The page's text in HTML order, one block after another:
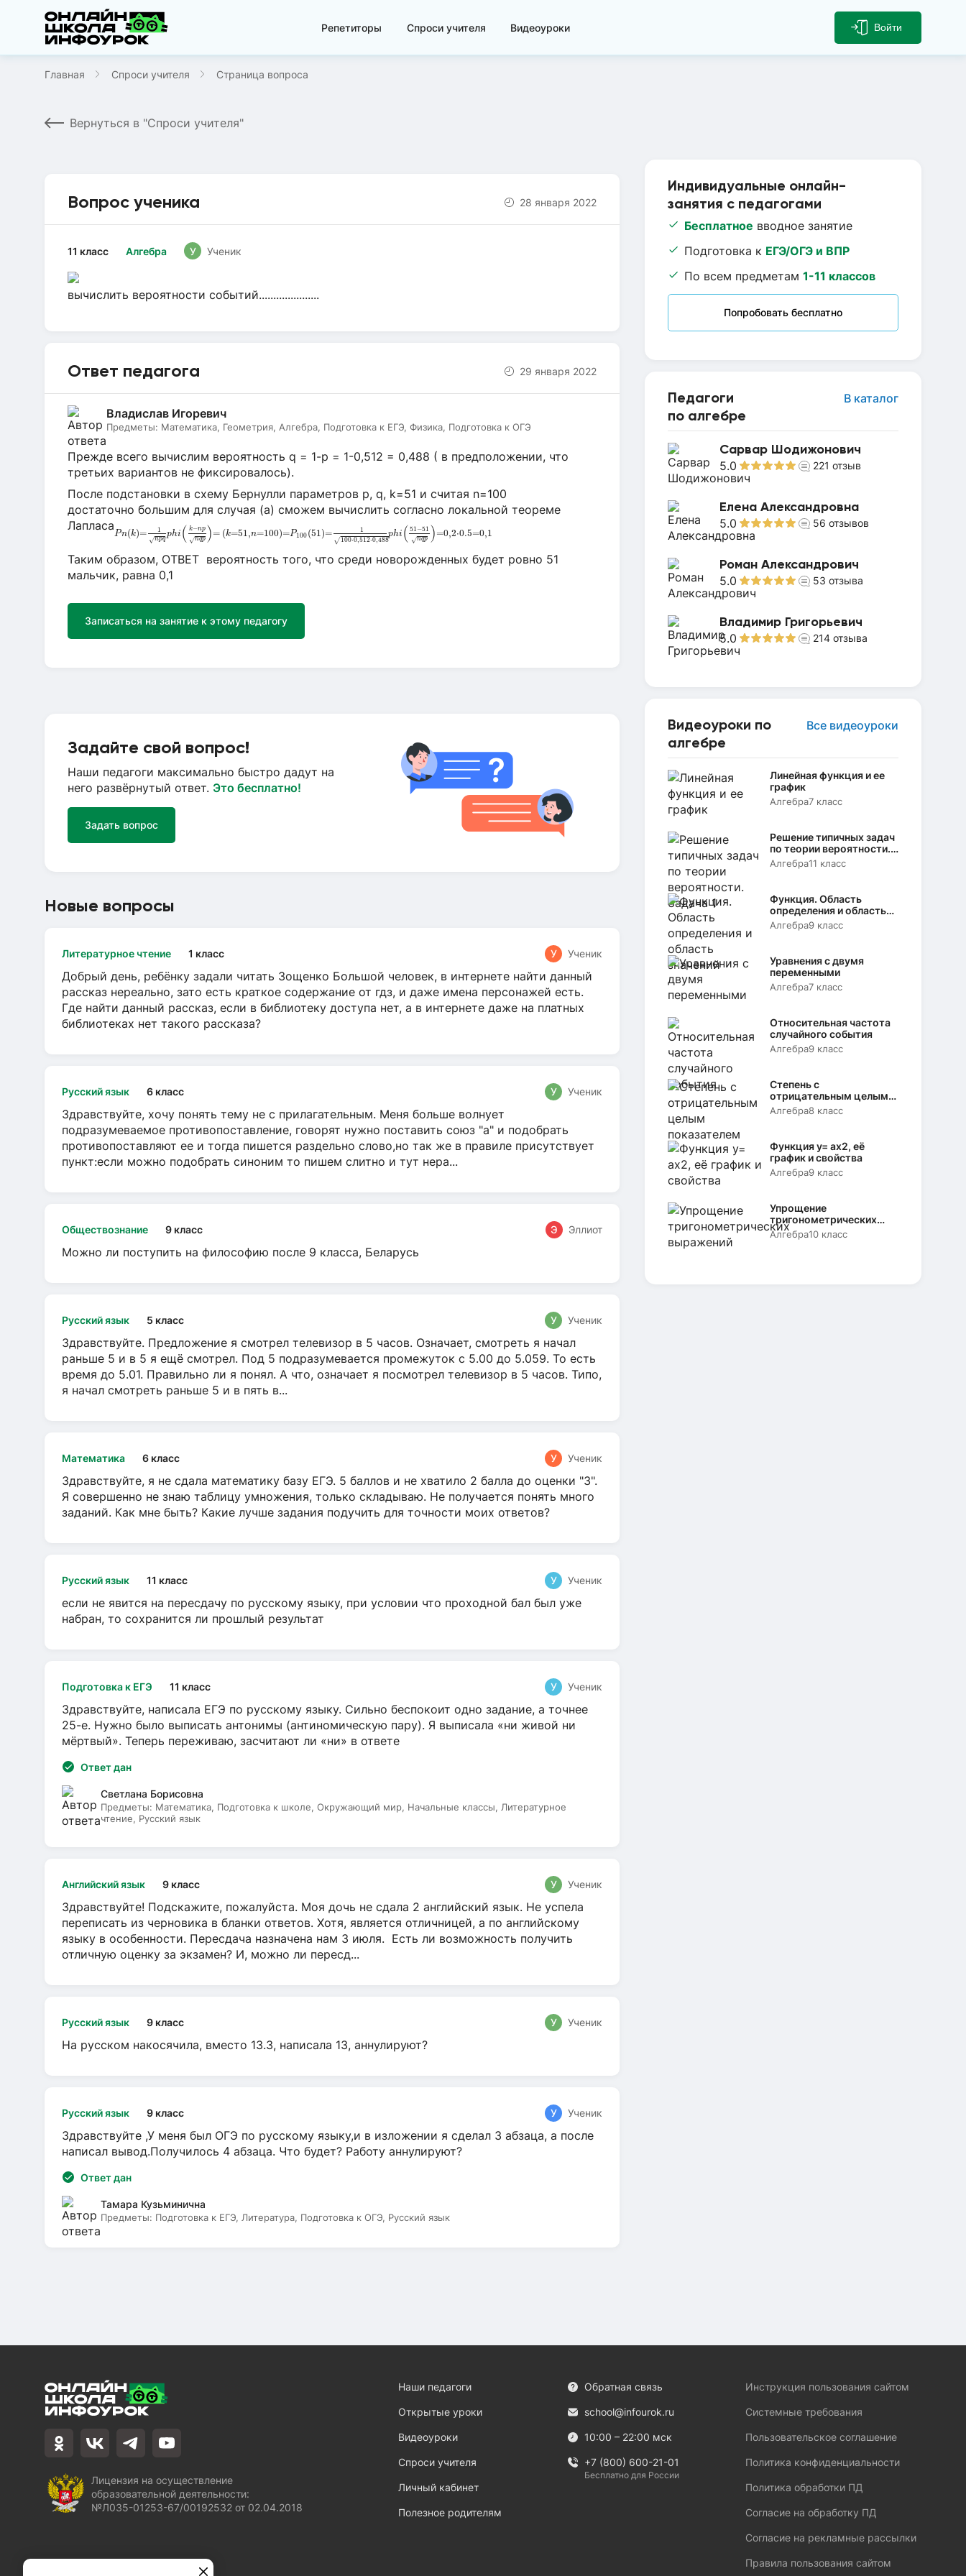
Репетиторы Спроси учителя Видеоуроки Войти
Главная Спроси учителя Страница вопроса
Вернуться в "Спроси учителя"
Индивидуальные онлайн-
занятия с педагогами
Бесплатное вводное занятие
Подготовка к ЕГЭ/ОГЭ и ВПР
По всем предметам 1-11 классов
Попробовать бесплатно
Педагоги
по алгебре
В каталог
Сарвар Шодижонович
5.0 221 отзыв
Елена Александровна
5.0 56 отзывов
Роман Александрович
5.0 53 отзыва
Владимир Григорьевич
5.0 214 отзыва
Видеоуроки по
алгебре
Все видеоуроки
Линейная функция и ее
график
Алгебра7 класс
Решение типичных задач
по теории вероятности.
Задача 1
Алгебра11 класс
Функция. Область
определения и область
значений
Алгебра9 класс
Уравнения с двумя
переменными
Алгебра7 класс
Относительная частота
случайного события
Алгебра9 класс
Степень с
отрицательным целым
показателем
Алгебра8 класс
Функция y= аx2, её
график и свойства
Алгебра9 класс
Упрощение
тригонометрических
выражений
Алгебра10 класс
Вопрос ученика 28 января 2022
Алгебра
11 класс У Ученик
вычислить вероятности событий.....................
Ответ педагога 29 января 2022
Владислав Игоревич
Предметы: Математика, Геометрия, Алгебра, Подготовка к ЕГЭ, Физика, Подготовка к ОГЭ
Прежде всего вычислим вероятность q = 1-p = 1-0,512 = 0,488 ( в предположении, что
третьих вариантов не фиксировалось).
После подстановки в схему Бернулли параметров p, q, k=51 и считая n=100
достаточно большим для случая (а) сможем вычислить согласно локальной теореме
Лапласа
Pn(k)=
1
√npq
phi ( k−np
√nqp )= (k=51,n=100)=P100(51)= 1
√100⋅0,512⋅0,488
phi ( 51−51
√nqp )=0,2⋅0.5=0,1
pqph 100 100(51 p)=0, 0.5 =0,1
Таким образом, ОТВЕТ вероятность того, что среди новорожденных будет ровно 51
мальчик, равна 0,1
Записаться на занятие к этому педагогу
Задайте свой вопрос!
Наши педагоги максимально быстро дадут на
него развёрнутый ответ. Это бесплатно!
Задать вопрос
Новые вопросы
Литературное чтение 1 класс У Ученик
Добрый день, ребёнку задали читать Зощенко Большой человек, в интернете найти данный
рассказ нереально, зато есть краткое содержание от гдз, и даже имена персонажей есть.
Где найти данный рассказ, если в библиотеку доступа нет, а в интернете даже на платных
библиотеках нет такого рассказа?
Русский язык 6 класс У Ученик
Здравствуйте, хочу понять тему не с прилагательным. Меня больше волнует
подразумеваемое противопоставление, говорят нужно поставить союз "а" и подобрать
противопоставляют ее и тогда пишется раздельно слово,но так же в правиле присутствует
пункт:если можно подобрать синоним то пишем слитно и тут нера...
Обществознание 9 класс Э Эллиот
Можно ли поступить на философию после 9 класса, Беларусь
Русский язык 5 класс У Ученик
Здравствуйте. Предложение я смотрел телевизор в 5 часов. Означает, смотреть я начал
раньше 5 и в 5 я ещё смотрел. Под 5 подразумевается промежуток с 5.00 до 5.059. То есть
время до 5.01. Правильно ли я понял. А что, означает я посмотрел телевизор в 5 часов. Типо,
я начал смотреть раньше 5 и в пять в...
Математика 6 класс У Ученик
Здравствуйте, я не сдала математику базу ЕГЭ. 5 баллов и не хватило 2 балла до оценки "3".
Я совершенно не знаю таблицу умножения, только складываю. Не получается понять много
заданий. Как мне быть? Какие лучше задания подучить для точности моих ответов?
Русский язык 11 класс У Ученик
если не явится на пересдачу по русскому языку, при условии что проходной бал был уже
набран, то сохранится ли прошлый результат
Подготовка к ЕГЭ 11 класс У Ученик
Здравствуйте, написала ЕГЭ по русскому языку. Сильно беспокоит одно задание, а точнее
25-е. Нужно было выписать антонимы (антиномическую пару). Я выписала «ни живой ни
мёртвый». Теперь переживаю, засчитают ли «ни» в ответе
Ответ дан
Светлана Борисовна
Предметы: Математика, Подготовка к школе, Окружающий мир, Начальные классы, Литературное
чтение, Русский язык
Английский язык 9 класс У Ученик
Здравствуйте! Подскажите, пожалуйста. Моя дочь не сдала 2 английский язык. Не успела
переписать из черновика в бланки ответов. Хотя, является отличницей, а по английскому
языку в особенности. Пересдача назначена нам 3 июля. Есть ли возможность получить
отличную оценку за экзамен? И, можно ли пересд...
Русский язык 9 класс У Ученик
На русском накосячила, вместо 13.3, написала 13, аннулируют?
Русский язык 9 класс У Ученик
Здравствуйте ,У меня был ОГЭ по русскому языку,и в изложении я сделал 3 абзаца, а после
написал вывод.Получилось 4 абзаца. Что будет? Работу аннулируют?
Ответ дан
Тамара Кузьминична
Предметы: Подготовка к ЕГЭ, Литература, Подготовка к ОГЭ, Русский язык
Лицензия на осуществление
образовательной деятельности:
№Л035-01253-67/00192532 от 02.04.2018
Наши педагоги
Открытые уроки
Видеоуроки
Спроси учителя
Личный кабинет
Полезное родителям
Обратная связь
school@infourok.ru
10:00 – 22:00 мск
+7 (800) 600-21-01
Бесплатно для России
Инструкция пользования сайтом
Системные требования
Пользовательское соглашение
Политика конфиденциальности
Политика обработки ПД
Согласие на обработку ПД
Согласие на рекламные рассылки
Правила пользования сайтом